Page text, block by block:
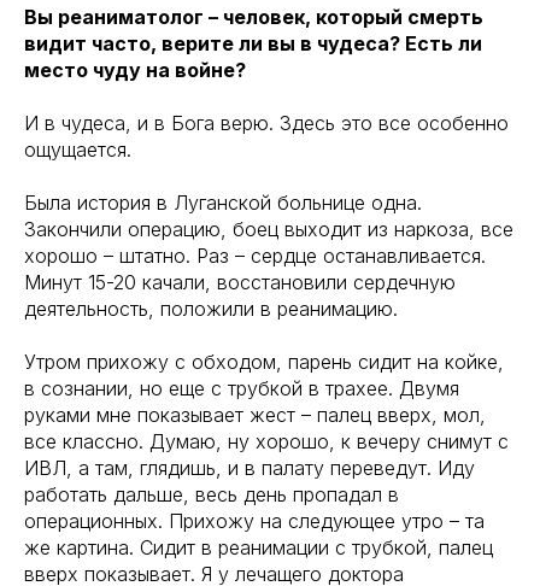
Вы реаниматолог – человек, который смерть
видит часто, верите ли вы в чудеса? Есть ли
место чуду на войне?
И в чудеса, и в Бога верю. Здесь это все особенно
ощущается.
Была история в Луганской больнице одна.
Закончили операцию, боец выходит из наркоза, все
хорошо – штатно. Раз – сердце останавливается.
Минут 15-20 качали, восстановили сердечную
деятельность, положили в реанимацию.
Утром прихожу с обходом, парень сидит на койке,
в сознании, но еще с трубкой в трахее. Двумя
руками мне показывает жест – палец вверх, мол,
все классно. Думаю, ну хорошо, к вечеру снимут с
ИВЛ, а там, глядишь, и в палату переведут. Иду
работать дальше, весь день пропадал в
операционных. Прихожу на следующее утро – та
же картина. Сидит в реанимации с трубкой, палец
вверх показывает. Я у лечащего доктора